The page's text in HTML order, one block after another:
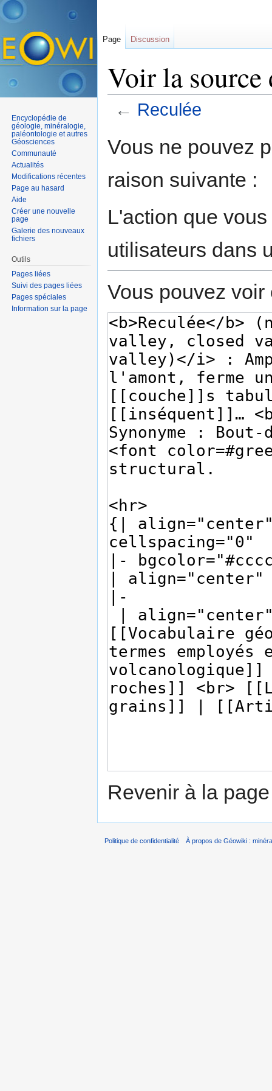
Voir la source
← Reculée
Vous ne pouvez
raison suivante :
L'action que
utilisateurs dans
Vous pouvez
Revenir à la
Page Discussion
Encyclopédie de
géologie, minéralogie,
paléontologie et autres
Géosciences
Communauté
Actualités
Modifications récentes
Page au hasard
Aide
Créer une nouvelle
page
Galerie des nouveaux
fichiers
Outils
Pages liées
Suivi des pages liées
Pages spéciales
Information sur la page
Politique de confidentialité À propos de Géowiki :